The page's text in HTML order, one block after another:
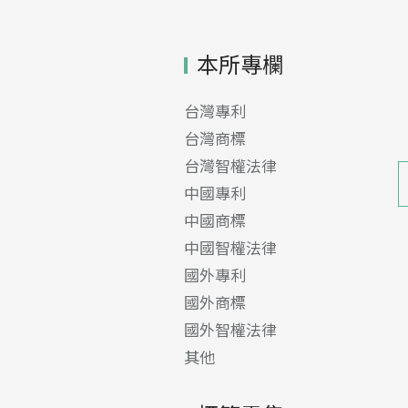
本所專欄
台灣專利
台灣商標
台灣智權法律
中國專利
中國商標
中國智權法律
國外專利
國外商標
國外智權法律
其他